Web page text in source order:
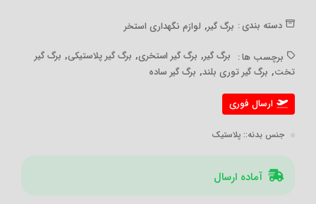
دسته بندی : برگ گیر, لوازم نگهداری استخر
برچسب ها : برگ گیر, برگ گیر استخری, برگ گیر پلاستیکی, برگ گیر
تخت, برگ گیر توری بلند, برگ گیر ساده
ارسال فوری
جنس بدنه:: پلاستیک
آماده ارسال